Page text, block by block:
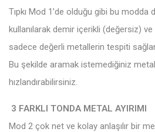
Tıpkı Mod 1’de olduğu gibi bu
kullanılarak demir içerikli (değersiz)
sadece değerli metallerin tespiti
Bu şekilde aramak istemediğiniz
hızlandırabilirsiniz.
3 FARKLI TONDA METAL AYIRIMI
Mod 2 çok net ve kolay anlaşılır bir